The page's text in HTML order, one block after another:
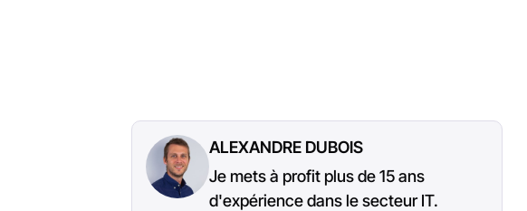
ALEXANDRE DUBOIS
Je mets à profit plus de 15 ans
d'expérience dans le secteur IT.